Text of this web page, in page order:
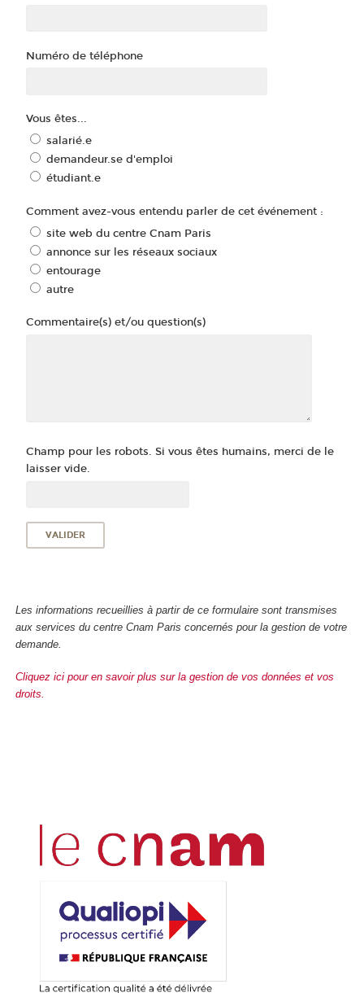
Numéro de téléphone
Vous êtes...
salarié.e
demandeur.se d'emploi
étudiant.e
Comment avez-vous entendu parler de cet événement :
site web du centre Cnam Paris
annonce sur les réseaux sociaux
entourage
autre
Commentaire(s) et/ou question(s)
Champ pour les robots. Si vous êtes humains, merci de le
laisser vide.
Les informations recueillies à partir de ce formulaire sont transmises
aux services du centre Cnam Paris concernés pour la gestion de votre
demande.
Cliquez ici pour en savoir plus sur la gestion de vos données et vos
droits.